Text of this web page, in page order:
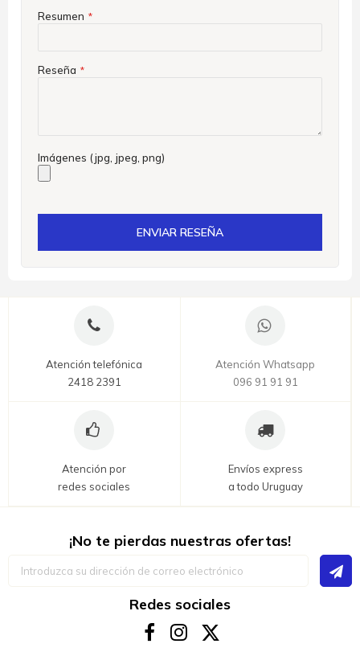
Resumen
Reseña
Imágenes (jpg, jpeg, png)
ENVIAR RESEÑA
Atención telefónica
2418 2391
Atención Whatsapp
096 91 91 91
Atención por
redes sociales
Envíos express
a todo Uruguay
¡No te pierdas nuestras ofertas!
Redes sociales